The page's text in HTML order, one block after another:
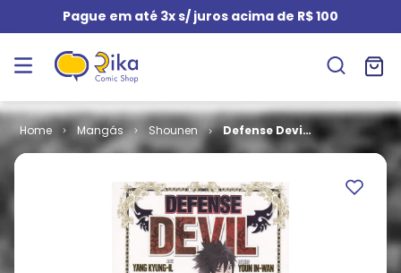
Pague em até 3x s/ juros acima de R$ 100
Mangás Shounen
Defense Devil